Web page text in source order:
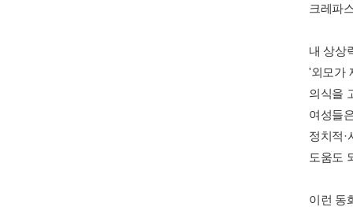
크레파
내 상상
'외모가
의식을
여성들
정치적
도움도
이런 동